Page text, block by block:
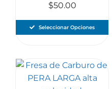
$50.00
Seleccionar Opciones